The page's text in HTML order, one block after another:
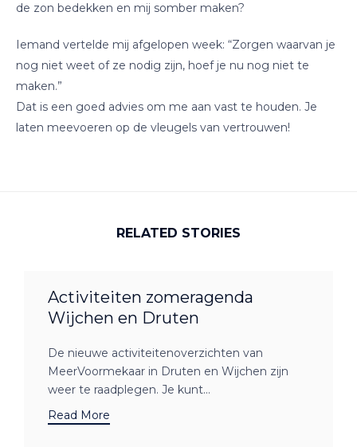
de zon bedekken en mij somber maken?
Iemand vertelde mij afgelopen week: “Zorgen waarvan je
nog niet weet of ze nodig zijn, hoef je nu nog niet te
maken.”
Dat is een goed advies om me aan vast te houden. Je
laten meevoeren op de vleugels van vertrouwen!
RELATED STORIES
Activiteiten zomeragenda
Wijchen en Druten
De nieuwe activiteitenoverzichten van
MeerVoormekaar in Druten en Wijchen zijn
weer te raadplegen. Je kunt...
Read More